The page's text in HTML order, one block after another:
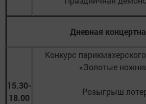
Дневная
15.30-
18.00
Конкурс
«Золотые
Розыгрыш